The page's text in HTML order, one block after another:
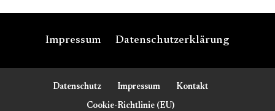
Impressum Datenschutzerklärung
Datenschutz Impressum Kontakt
Cookie-Richtlinie (EU)